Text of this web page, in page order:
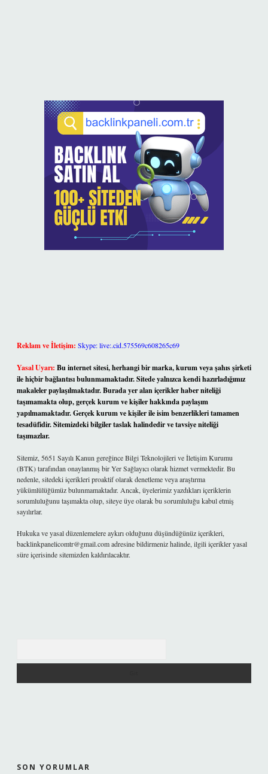
Reklam ve İletişim: Skype: live:.cid.575569c608265c69
Yasal Uyarı: Bu internet sitesi, herhangi bir marka, kurum veya şahıs şirketi
ile hiçbir bağlantısı bulunmamaktadır. Sitede yalnızca kendi hazırladığımız
makaleler paylaşılmaktadır. Burada yer alan içerikler haber niteliği
taşımamakta olup, gerçek kurum ve kişiler hakkında paylaşım
yapılmamaktadır. Gerçek kurum ve kişiler ile isim benzerlikleri tamamen
tesadüfidir. Sitemizdeki bilgiler taslak halindedir ve tavsiye niteliği
taşımazlar.
Sitemiz, 5651 Sayılı Kanun gereğince Bilgi Teknolojileri ve İletişim Kurumu
(BTK) tarafından onaylanmış bir Yer Sağlayıcı olarak hizmet vermektedir. Bu
nedenle, sitedeki içerikleri proaktif olarak denetleme veya araştırma
yükümlülüğümüz bulunmamaktadır. Ancak, üyelerimiz yazdıkları içeriklerin
sorumluluğunu taşımakta olup, siteye üye olarak bu sorumluluğu kabul etmiş
sayılırlar.
Hukuka ve yasal düzenlemelere aykırı olduğunu düşündüğünüz içerikleri,
backlinkpanelicomtr@gmail.comadresine bildirmeniz halinde, ilgili içerikler yasal
süre içerisinde sitemizden kaldırılacaktır.
SON YORUMLAR